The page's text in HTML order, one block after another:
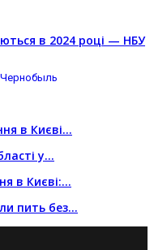
в 2024 році — НБУ
в Києві…
у…
в Києві:…
пить без…